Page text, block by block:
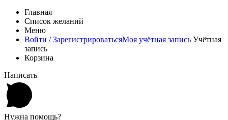
Главная
Список желаний
Меню
Войти / ЗарегистрироватьсяМоя учётная запись Учётная
запись
Корзина
Написать
Нужна помощь?